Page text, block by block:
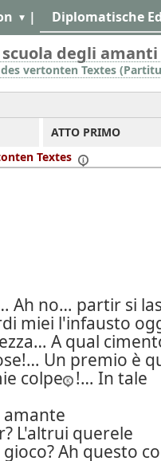
| Diplomatische
degli amanti
vertonten Textes
ATTO PRIMO
Textes
Ah no… partir si
miei l'infausto
A qual
Un premio è
colpe
!… In tale
amante
L'altrui querele
Ah questo